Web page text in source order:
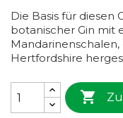
Die Basis für diesen
botanischer Gin mit
Hertfordshire
